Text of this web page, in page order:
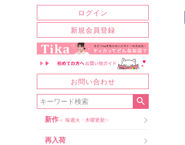
ログイン
新規会員登録
お問い合わせ
新作＜ 毎週火・木曜更新✨
再入荷